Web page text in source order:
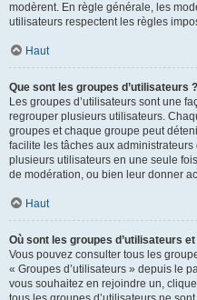
modèrent. En règle générale, les
utilisateurs respectent les règles
Haut
Que sont les groupes d’utilisateurs ?
Les groupes d’utilisateurs sont une
regrouper plusieurs utilisateurs.
groupes et chaque groupe peut
facilite les tâches aux
plusieurs utilisateurs en une seule
de modération, ou bien leur donner
Haut
Où sont les groupes d’utilisateurs
Vous pouvez consulter tous les
« Groupes d’utilisateurs » depuis le
vous souhaitez en rejoindre un,